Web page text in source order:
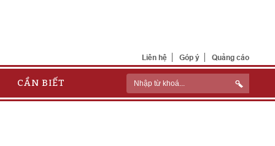
Liên hệ Góp ý Quảng cáo
CẦN BIẾT